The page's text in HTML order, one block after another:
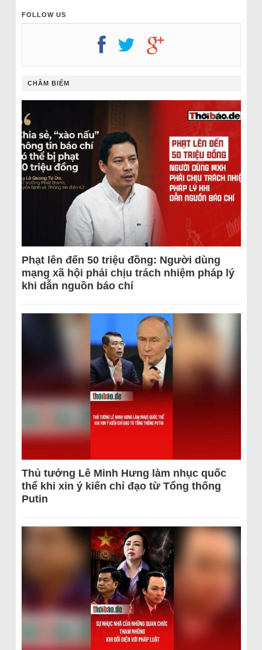
FOLLOW US
CHÂM BIẾM
Phạt lên đến 50 triệu đồng: Người dùng
mạng xã hội phải chịu trách nhiệm pháp lý
khi dẫn nguồn báo chí
Thủ tướng Lê Minh Hưng làm nhục quốc
thể khi xin ý kiến chỉ đạo từ Tổng thống
Putin